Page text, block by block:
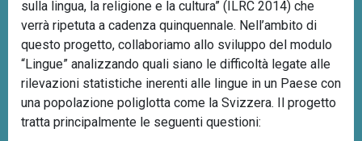
sulla lingua, la religione e la cultura” (ILRC 2014) che
verrà ripetuta a cadenza quinquennale. Nell’ambito di
questo progetto, collaboriamo allo sviluppo del modulo
“Lingue” analizzando quali siano le difficoltà legate alle
rilevazioni statistiche inerenti alle lingue in un Paese con
una popolazione poliglotta come la Svizzera. Il progetto
tratta principalmente le seguenti questioni: